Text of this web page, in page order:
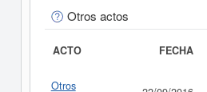
Otros actos
ACTO FECHA
Otros